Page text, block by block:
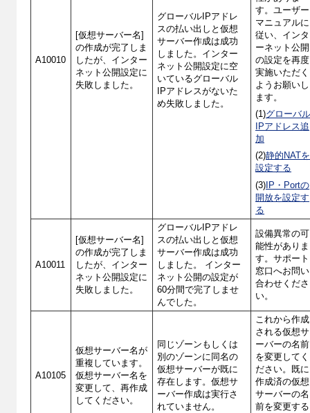
A10010
[仮想サーバー名]
の作成が完了しま
したが、インター
ネット公開設定に
失敗しました。
グローバルIPアドレ
スの払い出しと仮想
サーバー作成は成功
しました。インター
ネット公開設定に空
いているグローバル
IPアドレスがないた
め失敗しました。
す。ユーザー
マニュアルに
従い、インタ
ーネット公開
の設定を再度
実施いただく
ようお願いし
ます。
(1)グローバ
IPアドレス追
加
(2)静的NATを
設定する
(3) IP・Portの
開放を設定す
る
A10011
[仮想サーバー名]
の作成が完了しま
したが、インター
ネット公開設定に
失敗しました。
グローバルIPアドレ
スの払い出しと仮想
サーバー作成は成功
しました。 インター
ネット公開の設定が
60分間で完了しませ
んでした。
設備異常の可
能性がありま
す。サポート
窓口へお問い
合わせくださ
い。
A10105
仮想サーバー名が
重複しています。
仮想サーバー名を
変更して、再作成
してください。
同じゾーンもしくは
別のゾーンに同名の
仮想サーバーが既に
存在します。仮想サ
ーバー作成は実行さ
れていません。
これから作成
される仮想サ
ーバーの名前
を変更してく
ださい。既に
作成済の仮想
サーバーの名
前を変更する